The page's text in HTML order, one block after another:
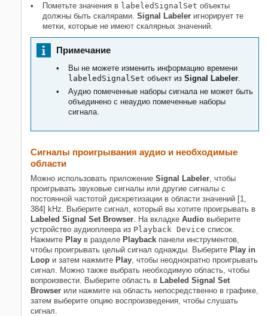
Пометьте значения в labeledSignalSet объекты
должны быть скалярами. Signal Labeler игнорирует те
метки, которые не имеют скалярных значений.
Примечание
Вы не можете изменить информацию времени
labeledSignalSet объект из Signal Labeler
Аудио помеченные наборы сигнала не может быть
объединено с неаудио помеченные наборы
сигнала.
Сигналы проигрывания аудио и необходимые
области
Можно использовать приложение Signal Labeler , чтобы
проигрывать звуковые сигналы или другие сигналы с
постоянной частотой дискретизации в области значений [1,
384] kHz. Выберите сигнал, который вы хотите проигрывать в
Labeled Signal Set Browser . На вкладке Audio выберите
устройство аудиоплеера из Playback Device список.
Нажмите Play в разделе Playback панели инструментов,
чтобы проигрывать целый сигнал однажды. Выберите Play in
Loop и затем нажмите Play , чтобы неоднократно проигрывать
сигнал. Можно также выбрать необходимую область, чтобы
вопроизвести. Выберите область в Labeled Signal Set
Browser или нажмите на область непосредственно в графике,
затем выберите опцию воспроизведения, чтобы слушать
сигнал.